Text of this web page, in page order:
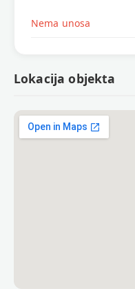
Nema unosa
Lokacija objekta